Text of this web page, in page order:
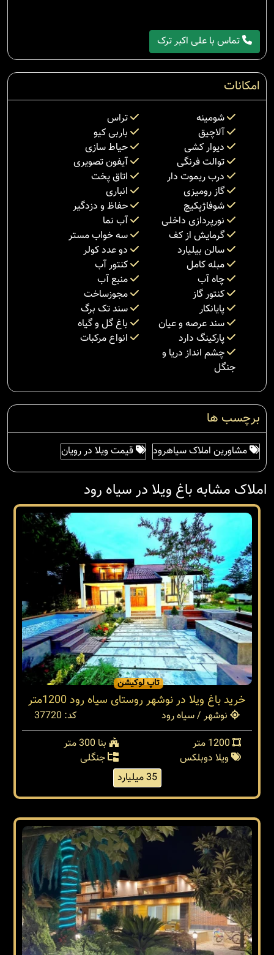
تماس با علی اکبر ترک
امکانات
شومینه
تراس
آلاچیق
باربی کیو
دیوار کشی
حیاط سازی
توالت فرنگی
آیفون تصویری
درب ریموت دار
اتاق پخت
گاز رومیزی
انباری
شوفاژپکیچ
حفاظ و دزدگیر
نورپردازی داخلی
آب نما
گرمایش از کف
سه خواب مستر
سالن بیلیارد
دو عدد کولر
مبله کامل
کنتور آب
چاه آب
منبع آب
کنتور گاز
مجوزساخت
پایانکار
سند تک برگ
سند عرصه و عیان
باغ گل و گیاه
پارکینگ دارد
انواع مرکبات
چشم انداز دریا و
جنگل
برچسب ها
مشاورین املاک سیاهرود قیمت ویلا در رویان
املاک مشابه باغ ویلا در سیاه رود
تاپ لوکیشن
خرید باغ ویلا در نوشهر روستای سیاه رود 1200متر
نوشهر / سیاه رود
کد: 37720
بنا 300 متر
ویلا دوبلکس
جنگلی
35 میلیارد